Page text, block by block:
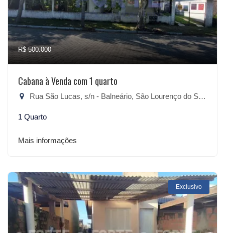
R$ 500.000
Cabana à Venda com 1 quarto
Rua São Lucas, s/n - Balneário, São Lourenço do Sul-RS
1 Quarto
Mais informações
Exclusivo